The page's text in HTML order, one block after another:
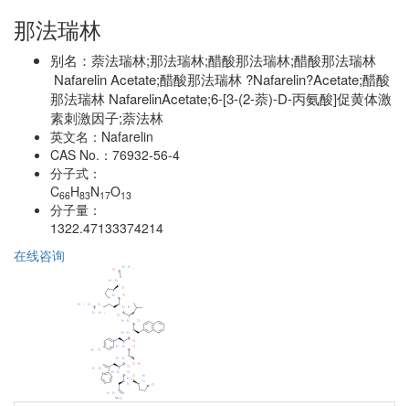
那法瑞林
别名： 萘法瑞林;那法瑞林;醋酸那法瑞林;醋酸那法瑞林
Nafarelin Acetate;醋酸那法瑞林 ?Nafarelin?Acetate;醋酸
那法瑞林 NafarelinAcetate;6-[3-(2-萘)-D-丙氨酸]促黄体激
素刺激因子;萘法林
英文名： Nafarelin
CAS No.： 76932-56-4
分子式：
C66H83N17O13
分子量：
1322.47133374214
在线咨询